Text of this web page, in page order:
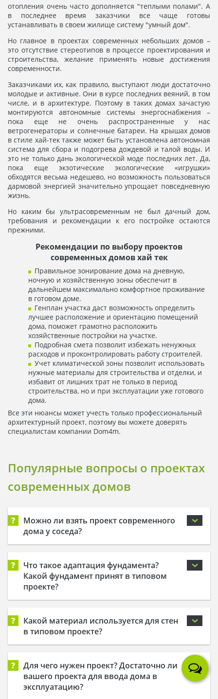
отопления очень часто дополняется "теплыми полами". А
в последнее время заказчики все чаще готовы
устанавливать в своем жилище систему "умный дом".
Но главное в проектах современных небольших домов –
это отсутствие стереотипов в процессе проектирования и
строительства, желание применять новые достижения
современности.
Заказчиками их, как правило, выступают люди достаточно
молодые и активные. Они в курсе последних веяний, в том
числе, и в архитектуре. Поэтому в таких домах зачастую
монтируются автономные системы энергоснабжения –
пока еще не очень распространенные у нас
ветрогенераторы и солнечные батареи. На крышах домов
в стиле хай-тек также может быть установлена автономная
система для сбора и подогрева дождевой и талой воды. И
это не только дань экологической моде последних лет. Да,
пока еще экзотические экологические «игрушки»
обходятся весьма недешево, но возможность пользоваться
дармовой энергией значительно упрощает повседневную
жизнь.
Но каким бы ультрасовременным не был дачный дом,
требования и рекомендации к его постройке остаются
прежними.
Рекомендации по выбору проектов
современных домов хай тек
Правильное зонирование дома на дневную,
ночную и хозяйственную зоны обеспечит в
дальнейшем максимально комфортное проживание
в готовом доме.
Генплан участка даст возможность определить
лучшее расположение и ориентацию помещений
дома, поможет грамотно расположить
хозяйственные постройки на участке.
Подробная смета позволит избежать ненужных
расходов и проконтролировать работу строителей.
Учет климатической зоны позволит использовать
нужные материалы для строительства и отделки, и
избавит от лишних трат не только в период
строительства, но и при эксплуатации уже готового
дома.
Все эти нюансы может учесть только профессиональный
архитектурный проект, поэтому вы можете доверять
специалистам компании Dom4m.
Популярные вопросы о проектах
современных домов
?
Можно ли взять проект современного
дома у соседа?
?
Что такое адаптация фундамента?
Какой фундамент принят в типовом
проекте?
?
Какой материал используется для стен
в типовом проекте?
?
Для чего нужен проект? Достаточно ли
вашего проекта для ввода дома в
эксплуатацию?